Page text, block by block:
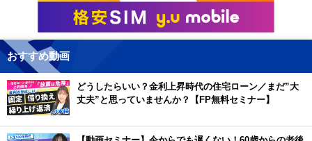
おすすめ動画
どうしたらいい？金利上昇時代の住宅ローン／まだ”大
丈夫”と思っていませんか？【FP無料セミナー】